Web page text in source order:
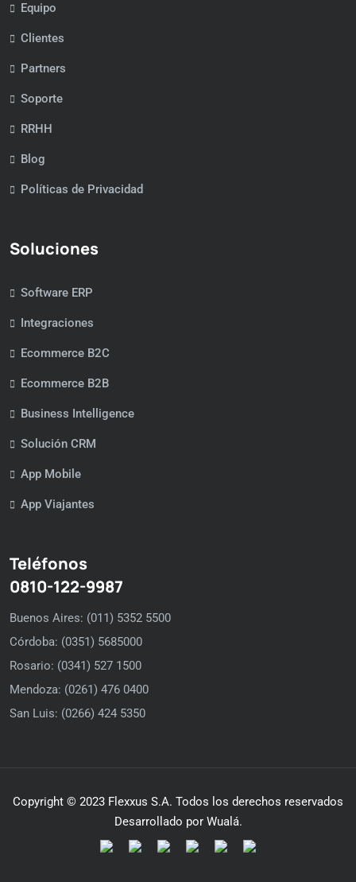
Equipo
Clientes
Partners
Soporte
RRHH
Blog
Políticas de Privacidad
Soluciones
Software ERP
Integraciones
Ecommerce B2C
Ecommerce B2B
Business Intelligence
Solución CRM
App Mobile
App Viajantes
Teléfonos
0810-122-9987
Buenos Aires: (011) 5352 5500
Córdoba: (0351) 5685000
Rosario: (0341) 527 1500
Mendoza: (0261) 476 0400
San Luis: (0266) 424 5350
Copyright © 2023 Flexxus S.A. Todos los derechos reservados
Desarrollado por Wualá.